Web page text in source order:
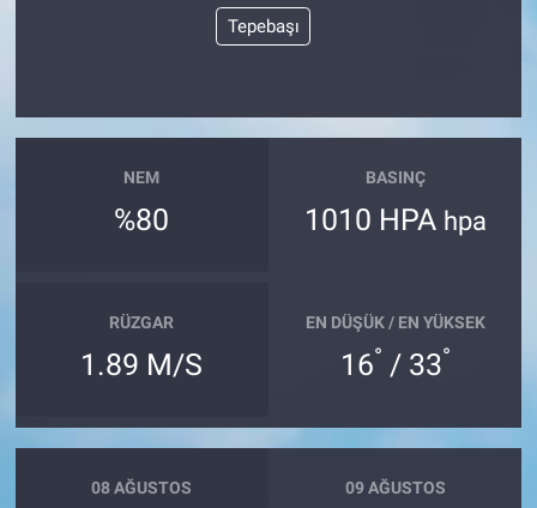
Tepebaşı
NEM
%80
BASINÇ
1010 HPA hpa
RÜZGAR
1.89 M/S
EN DÜŞÜK / EN YÜKSEK
16° / 33°
08 AĞUSTOS 09 AĞUSTOS